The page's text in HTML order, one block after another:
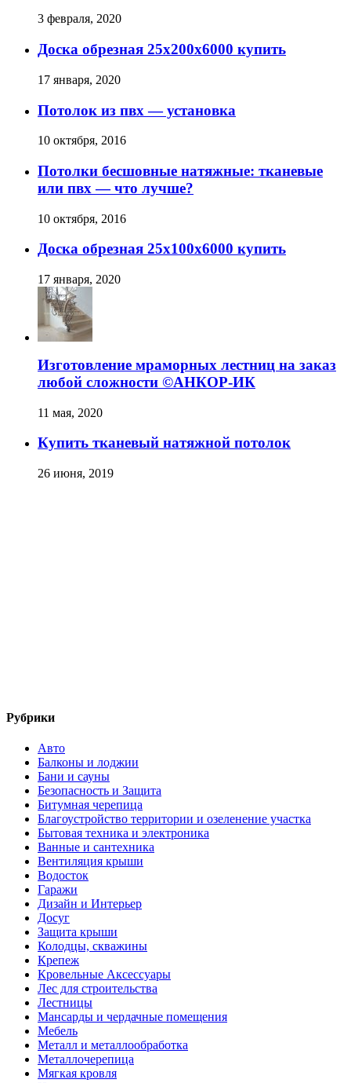
3 февраля, 2020
Доска обрезная 25х200х6000 купить
17 января, 2020
Потолок из пвх — установка
10 октября, 2016
Потолки бесшовные натяжные: тканевые
или пвх — что лучше?
10 октября, 2016
Доска обрезная 25х100х6000 купить
17 января, 2020
Изготовление мраморных лестниц на заказ
любой сложности ©️АНКОР-ИК
11 мая, 2020
Купить тканевый натяжной потолок
26 июня, 2019
Рубрики
Авто
Балконы и лоджии
Бани и сауны
Безопасность и Защита
Битумная черепица
Благоустройство территории и озеленение участка
Бытовая техника и электроника
Ванные и сантехника
Вентиляция крыши
Водосток
Гаражи
Дизайн и Интерьер
Досуг
Защита крыши
Колодцы, скважины
Крепеж
Кровельные Аксессуары
Лес для строительства
Лестницы
Мансарды и чердачные помещения
Мебель
Металл и металлообработка
Металлочерепица
Мягкая кровля